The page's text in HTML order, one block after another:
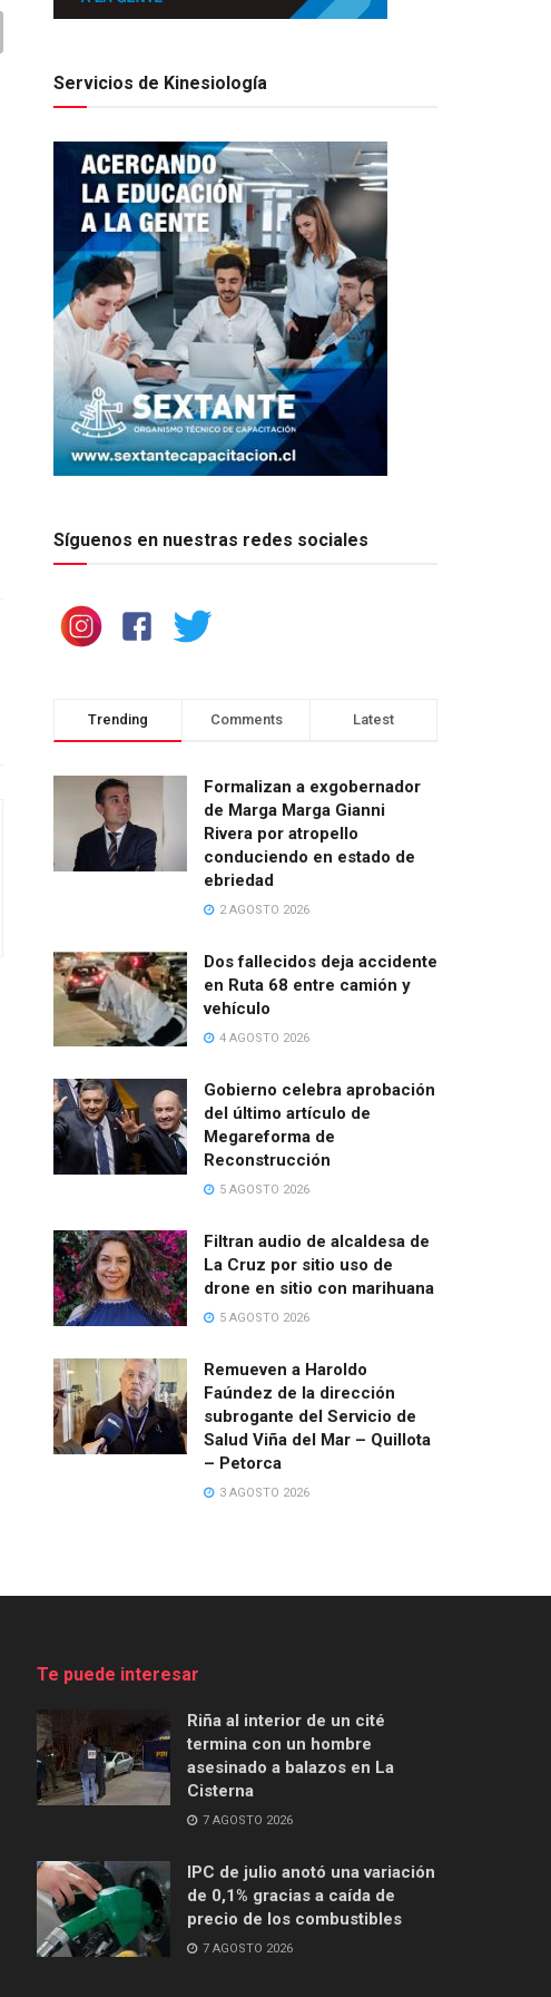
Servicios de Kinesiología
Síguenos en nuestras redes sociales
Trending Comments Latest
Formalizan a exgobernador
de Marga Marga Gianni
Rivera por atropello
conduciendo en estado de
ebriedad
2 AGOSTO 2026
Dos fallecidos deja accidente
en Ruta 68 entre camión y
vehículo
4 AGOSTO 2026
Gobierno celebra aprobación
del último artículo de
Megareforma de
Reconstrucción
5 AGOSTO 2026
Filtran audio de alcaldesa de
La Cruz por sitio uso de
drone en sitio con marihuana
5 AGOSTO 2026
Remueven a Haroldo
Faúndez de la dirección
subrogante del Servicio de
Salud Viña del Mar – Quillota
– Petorca
3 AGOSTO 2026
Te puede interesar
Riña al interior de un cité
termina con un hombre
asesinado a balazos en La
Cisterna
7 AGOSTO 2026
IPC de julio anotó una variación
de 0,1% gracias a caída de
precio de los combustibles
7 AGOSTO 2026